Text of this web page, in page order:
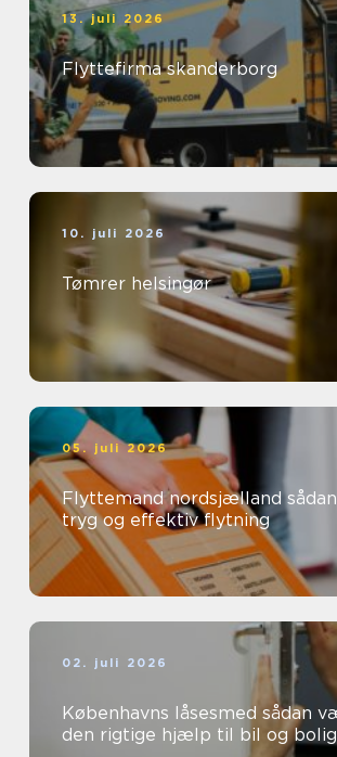
13. juli 2026
Flyttefirma skanderborg
10. juli 2026
Tømrer helsingør
05. juli 2026
Flyttemand nordsjælland sådan får du en
tryg og effektiv flytning
02. juli 2026
Københavns låsesmed sådan vælger du
den rigtige hjælp til bil og bolig